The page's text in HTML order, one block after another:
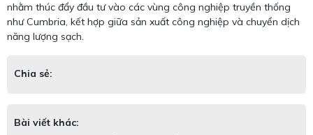
nhằm thúc đẩy đầu tư vào các vùng công nghiệp truyền thống
như Cumbria, kết hợp giữa sản xuất công nghiệp và chuyển dịch
năng lượng sạch.
Chia sẻ:
Bài viết khác: